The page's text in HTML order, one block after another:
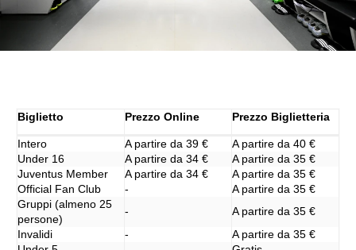
Biglietto Prezzo Online Prezzo Biglietteria
Intero A partire da 39 €
A partire da 40 €
Under 16
A partire da 34 €
A partire da 35 €
Juventus Member
A partire da 34 €
A partire da 35 €
Official Fan Club
-
A partire da 35 €
Gruppi (almeno 25
persone)
-
A partire da 35 €
Invalidi
-
A partire da 35 €